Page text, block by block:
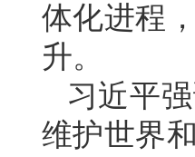
体化进程
升。
习近平
维护世界